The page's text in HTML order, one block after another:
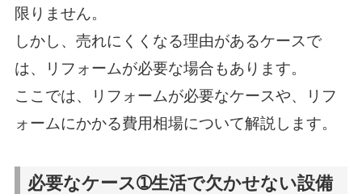
限りません。
しかし、売れにくくなる理由があるケースで
は、リフォームが必要な場合もあります。
ここでは、リフォームが必要なケースや、リフ
ォームにかかる費用相場について解説します。
必要なケース➀生活で欠かせない設備